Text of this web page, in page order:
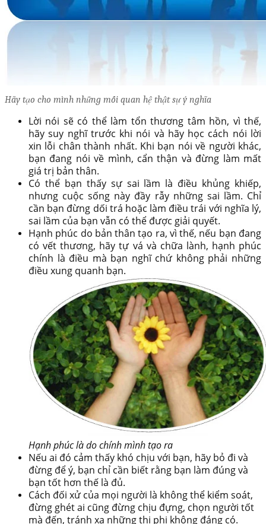
Hãy tạo cho mình những mối quan hệ thật sự ý nghĩa
Lời nói sẽ có thể làm tổn thương tâm hồn, vì thế,
hãy suy nghĩ trước khi nói và hãy học cách nói lời
xin lỗi chân thành nhất. Khi bạn nói về người khác,
bạn đang nói về mình, cẩn thận và đừng làm mất
giá trị bản thân.
Có thể bạn thấy sự sai lầm là điều khủng khiếp,
nhưng cuộc sống này đầy rẫy những sai lầm. Chỉ
cần bạn đừng dối trá hoặc làm điều trái với nghĩa lý,
sai lầm của bạn vẫn có thể được giải quyết.
Hạnh phúc do bản thân tạo ra, vì thế, nếu bạn đang
có vết thương, hãy tự vá và chữa lành, hạnh phúc
chính là điều mà bạn nghĩ chứ không phải những
điều xung quanh bạn.
Hạnh phúc là do chính mình tạo ra
Nếu ai đó cảm thấy khó chịu với bạn, hãy bỏ đi và
đừng để ý, bạn chỉ cần biết rằng bạn làm đúng và
bạn tốt hơn thế là đủ.
Cách đối xử của mọi người là không thể kiểm soát,
đừng ghét ai cũng đừng chịu đựng, chọn người tốt
mà đến, tránh xa những thị phi không đáng có.